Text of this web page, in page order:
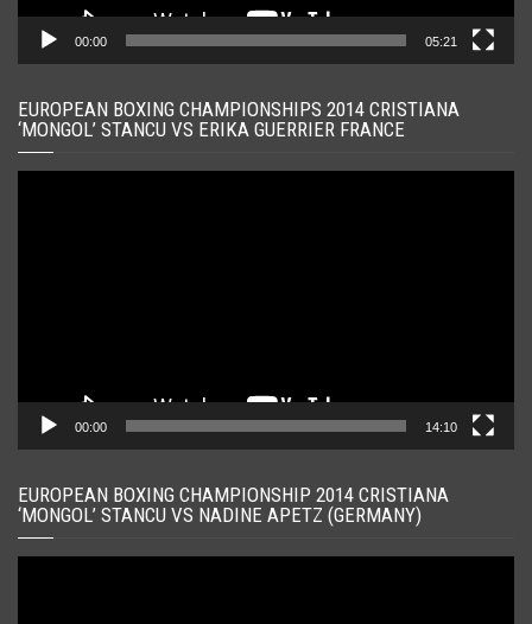
00:00 05:21
EUROPEAN BOXING CHAMPIONSHIPS 2014 CRISTIANA
‘MONGOL’ STANCU VS ERIKA GUERRIER FRANCE
00:00 14:10
EUROPEAN BOXING CHAMPIONSHIP 2014 CRISTIANA
‘MONGOL’ STANCU VS NADINE APETZ (GERMANY)